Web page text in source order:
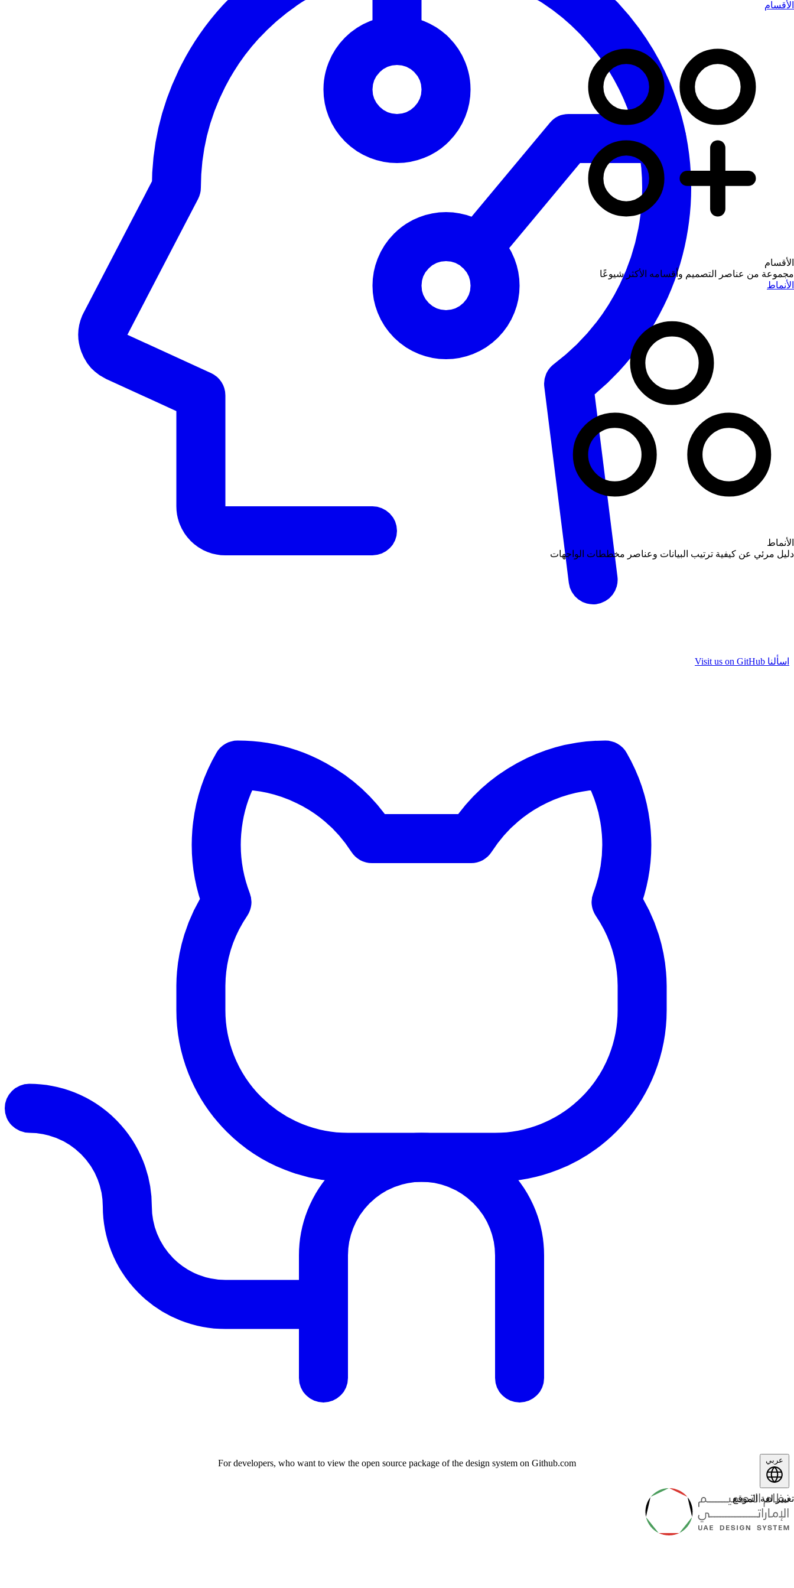
الأقسام
الأقسام
مجموعة من عناصر التصميم وأقسامه الأكثر شيوعًا
الأنماط
الأنماط
دليل مرئي عن كيفية ترتيب البيانات وعناصر مخططات الواجهات
اسألنا Visit us on GitHub
عربي For developers, who want to view the open source package of the design system on Github.com
تغيير لغة الموقع